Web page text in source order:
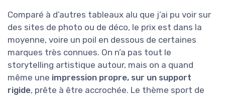
Comparé à d’autres tableaux alu que j’ai pu voir sur
des sites de photo ou de déco, le prix est dans la
moyenne, voire un poil en dessous de certaines
marques très connues. On n’a pas tout le
storytelling artistique autour, mais on a quand
même une impression propre, sur un support
rigide, prête à être accrochée. Le thème sport de